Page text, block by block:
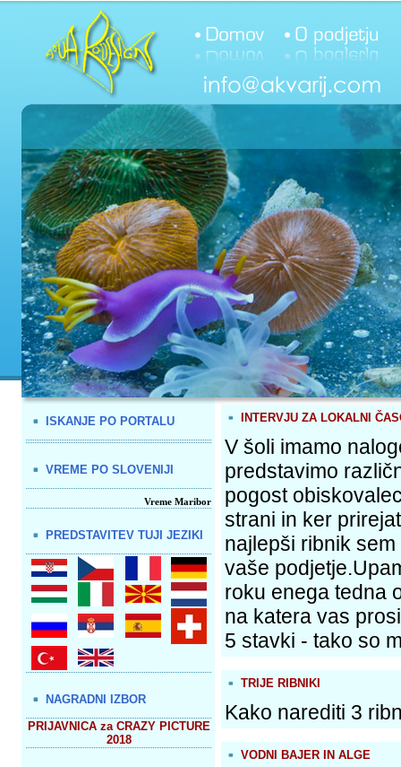
ISKANJE PO PORTALU
VREME PO SLOVENIJI
Vreme Maribor
PREDSTAVITEV TUJI JEZIKI
NAGRADNI IZBOR
PRIJAVNICA za CRAZY PICTURE
2018
INTERVJU ZA LOKALNI
V šoli imamo
predstavimo
pogost
strani in ker
najlepši ribnik
vaše
roku enega tedna
na katera vas
5 stavki - tako so
TRIJE RIBNIKI
Kako narediti 3
VODNI BAJER IN ALGE